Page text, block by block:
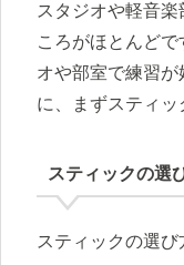
スタジオや軽音
ころがほとんど
オや部室で練習
に、まずスティッ
スティックの選
スティックの選び